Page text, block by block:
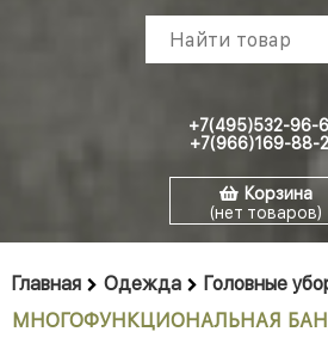
+7(495)532-96-
+7(966)169-88-
Корзина
(нет товаров)
Главная Одежда
Головные
МНОГОФУНКЦИОНАЛЬНАЯ